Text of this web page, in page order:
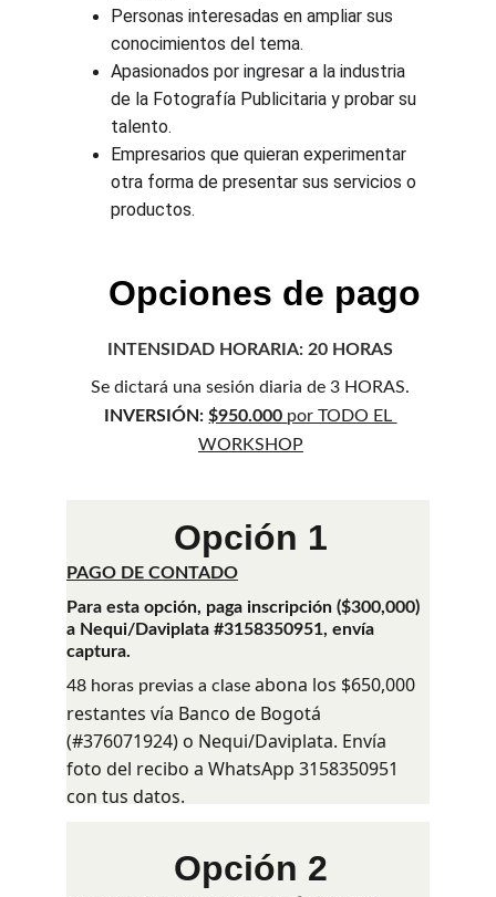
Personas interesadas en ampliar sus
conocimientos del tema.
Apasionados por ingresar a la industria
de la Fotografía Publicitaria y probar su
talento.
Empresarios que quieran experimentar
otra forma de presentar sus servicios o
productos.
Opciones de pago
INTENSIDAD HORARIA: 20 HORAS
Se dictará una sesión diaria de 3 HORAS.
INVERSIÓN: $950.000 por TODO EL
WORKSHOP
Opción 1
PAGO DE CONTADO
Para esta opción, paga inscripción ($300,000)
a Nequi/Daviplata #3158350951, envía
captura.
48 horas previas a clase abona los $650,000
restantes vía Banco de Bogotá
(#376071924) o Nequi/Daviplata. Envía
foto del recibo a WhatsApp 3158350951
con tus datos.
Opción 2